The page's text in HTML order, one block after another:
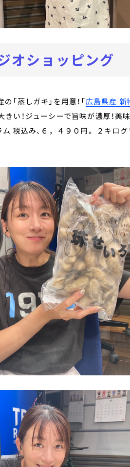
オショッピング
「蒸しガキ」を用意！「広島県産 新
い！ジューシーで旨味が濃厚！美
ム 税込み、６，４９０円。 ２キロ